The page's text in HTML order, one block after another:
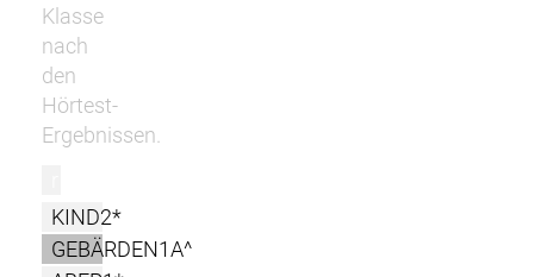
Klasse
nach
den
Hörtest-
Ergebnissen.
KIND2*
GEBÄRDEN1A^